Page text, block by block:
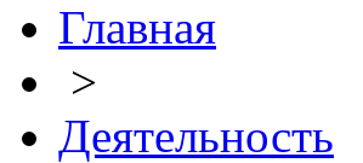
Главная
>
Деятельность